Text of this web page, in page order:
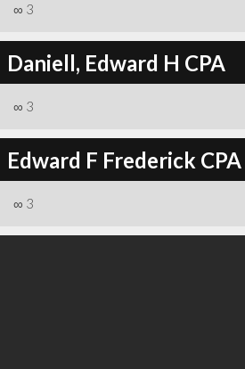
∞ 3
Daniell, Edward H CPA
∞ 3
Edward F Frederick CPA
∞ 3